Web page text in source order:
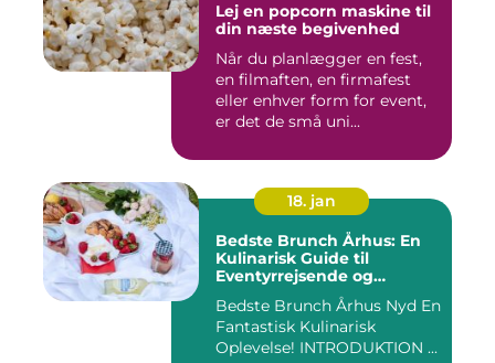
Lej en popcorn maskine til
din næste begivenhed
Når du planlægger en fest,
en filmaften, en firmafest
eller enhver form for event,
er det de små uni...
18. jan
Bedste Brunch Århus: En
Kulinarisk Guide til
Eventyrrejsende og
Bedste Brunch Århus Nyd En
Fantastisk Kulinarisk
Oplevelse! INTRODUKTION ...